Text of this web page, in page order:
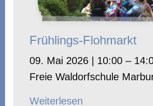
Frühlings-Flohmarkt
09. Mai 2026 | 10:00 –
Freie Waldorfschule
Weiterlesen